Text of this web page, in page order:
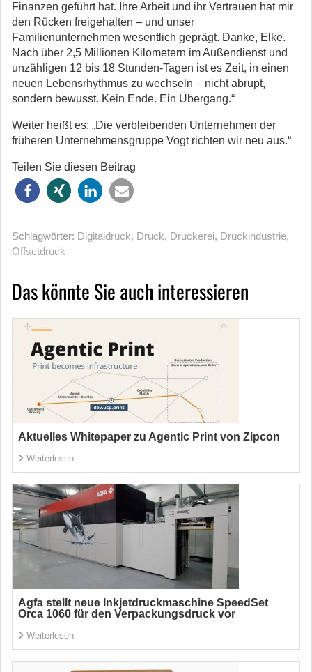
Finanzen geführt hat. Ihre Arbeit und ihr Vertrauen hat mir
den Rücken freigehalten – und unser
Familienunternehmen wesentlich geprägt. Danke, Elke.
Nach über 2,5 Millionen Kilometern im Außendienst und
unzähligen 12 bis 18 Stunden-Tagen ist es Zeit, in einen
neuen Lebensrhythmus zu wechseln – nicht abrupt,
sondern bewusst. Kein Ende. Ein Übergang.“
Weiter heißt es: „Die verbleibenden Unternehmen der
früheren Unternehmensgruppe Vogt richten wir neu aus.“
Teilen Sie diesen Beitrag
Schlagwörter: Digitaldruck, Druck, Druckerei, Druckindustrie,
Offsetdruck
Das könnte Sie auch interessieren
Aktuelles Whitepaper zu Agentic Print von Zipcon
Weiterlesen
Agfa stellt neue Inkjetdruckmaschine SpeedSet
Orca 1060 für den Verpackungsdruck vor
Weiterlesen